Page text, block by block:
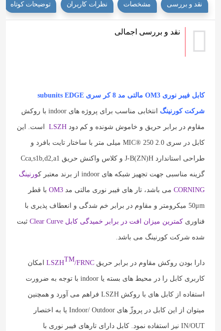
نقد و بررسی مشخصات نظرات کاربران توضیحات کوتاه
نقد و بررسی اجمالی
کابل فیبر نوری OM3 مالتی مد 8 کر سری subunits EDGE
شرکت کورنینگ انتخابی مناسب برای پروژه های indoor با روکش
مقاوم در برابر حریق و خاموش شونده و کم دودLSZHاست. این
کابل در سری MIC® 250 2.0 میلی متر با ساختار تایت بافرد و
طراحی استاندارد J-B(ZN)H و کلاس واکنش حریق Cca,s1b,d2,a1
گزینه مناسبی جهت تجهیز شبکه های indoor از برند معتبر ک ورنینگ
CORNINGمی باشد، تار های فیبر نوری مالتی مدOM3با قطر
50μm میکرومتر و مقاوم در برابر خم شدگی و انعطاف پذیری با
فناوریکمترین میزان افت در برابر خمیدگی کابل Clear Curve ثبت
شده شرکت کورنینگ می باشد.
دارا بودن روکش مقاوم در برابر حریق LSZHTM/FRNC امکان
کاربری کابل را در محیط های بسته یا indoor با توجه به ضرورت
استفاده از کابل های با روکش LSZH فراهم می آورد و همچنین
میتوان از این کابل در پروژّ های Indoor/ Outdoor یا به اختصار
IN/OUT نیز استفاده نمود. کابل دارای تارهای فیبر نوری با